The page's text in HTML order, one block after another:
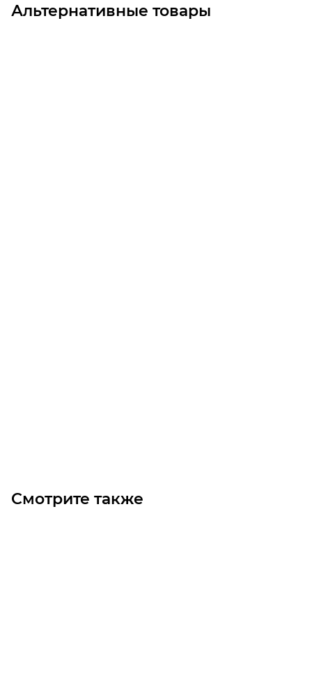
Альтернативные товары
Смотрите также